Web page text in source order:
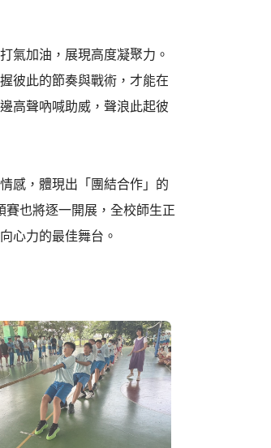
氣加油，展現高度凝聚力。
彼此的節奏與戰術，才能在
高聲吶喊助威，聲浪此起彼
感，體現出「團結合作」的
賽也將逐一開展，全校師生正
心力的最佳舞台。